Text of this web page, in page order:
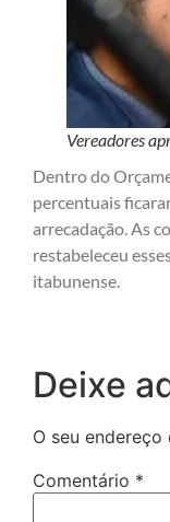
Vereadores
Dentro do
percentuais
arrecadação. As
restabeleceu
itabunense.
Deixe
O seu
Comentário *